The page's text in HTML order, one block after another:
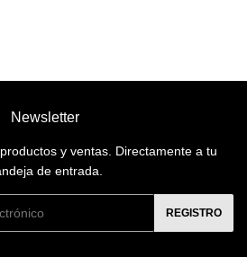
Newsletter
y ventas. Directamente a tu
de entrada.
REGISTRO